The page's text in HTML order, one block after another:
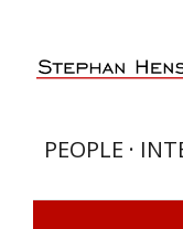
content
PEOPLE ·